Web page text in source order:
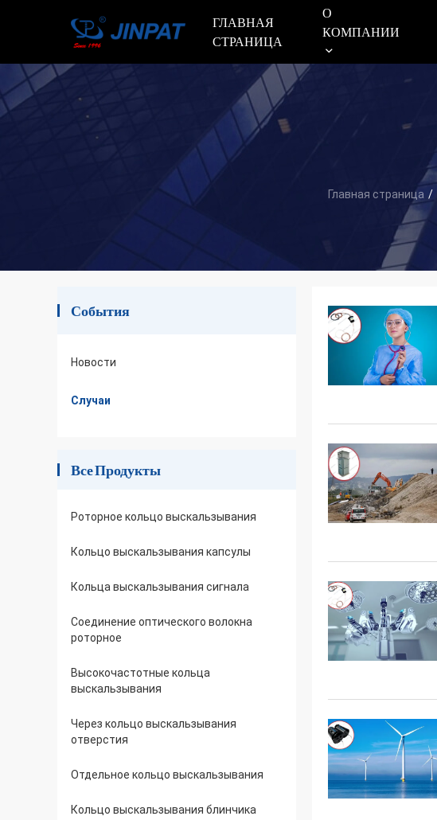
ГЛАВНАЯ
СТРАНИЦА
О
КОМПАНИИ
Главная страница /
События
Новости
Случаи
Все Продукты
Роторное кольцо выскальзывания
Кольцо выскальзывания капсулы
Кольца выскальзывания сигнала
Соединение оптического волокна
роторное
Высокочастотные кольца
выскальзывания
Через кольцо выскальзывания
отверстия
Отдельное кольцо выскальзывания
Кольцо выскальзывания блинчика